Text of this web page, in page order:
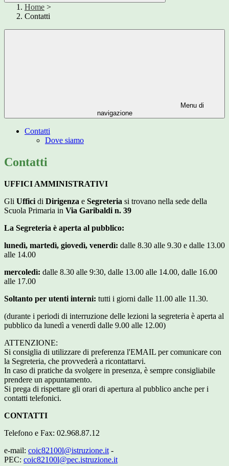
Home >
Contatti
Menu di
navigazione
Contatti
Dove siamo
Contatti
UFFICI AMMINISTRATIVI
Gli Uffici di Dirigenza e Segreteria si trovano nella sede della
Scuola Primaria in Via Garibaldi n. 39
La Segreteria è aperta al pubblico:
lunedì, martedì, giovedì, venerdì: dalle 8.30 alle 9.30 e dalle 13.00
alle 14.00
mercoledì: dalle 8.30 alle 9:30, dalle 13.00 alle 14.00, dalle 16.00
alle 17.00
Soltanto per utenti interni: tutti i giorni dalle 11.00 alle 11.30.
(durante i periodi di interruzione delle lezioni la segreteria è aperta al
pubblico da lunedì a venerdì dalle 9.00 alle 12.00)
ATTENZIONE:
Si consiglia di utilizzare di preferenza l'EMAIL per comunicare con
la Segreteria, che provvederà a ricontattarvi.
In caso di pratiche da svolgere in presenza, è sempre consigliabile
prendere un appuntamento.
Si prega di rispettare gli orari di apertura al pubblico anche per i
contatti telefonici.
CONTATTI
Telefono e Fax: 02.968.87.12
e-mail: coic82100l@istruzione.it -
PEC: coic82100l@pec.istruzione.it